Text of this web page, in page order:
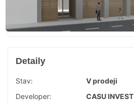
Detaily
Stav:
V prodeji
Developer:
CASU INVEST